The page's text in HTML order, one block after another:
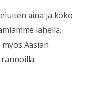
aina ja koko
lähellä.
Aasian